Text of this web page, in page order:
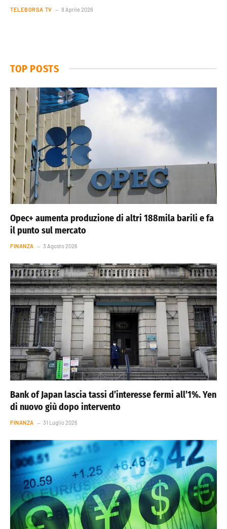
TELEBORSA TV 8 Aprile 2026
TOP POSTS
Opec+ aumenta produzione di altri 188mila barili e fa
il punto sul mercato
FINANZA 3 Agosto 2026
Bank of Japan lascia tassi d’interesse fermi all’1%. Yen
di nuovo giù dopo intervento
FINANZA 31 Luglio 2026